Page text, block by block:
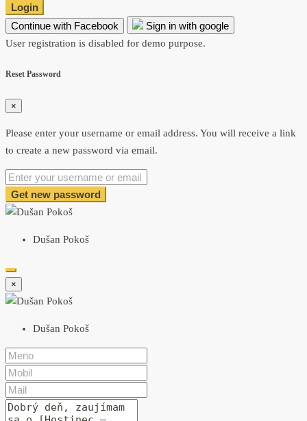
Login
Continue with Facebook
Sign in with google
User registration is disabled for demo purpose.
Reset Password
×
Please enter your username or email address. You will receive a link
to create a new password via email.
Get new password
Dušan Pokoš
×
Dušan Pokoš